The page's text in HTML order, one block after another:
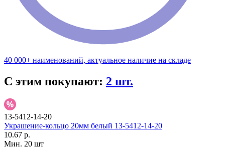
40 000+ наименований, актуальное наличие на складе
С этим покупают: 2 шт.
13-5412-14-20
Украшение-кольцо 20мм белый 13-5412-14-20
10.67 р.
Мин. 20 шт